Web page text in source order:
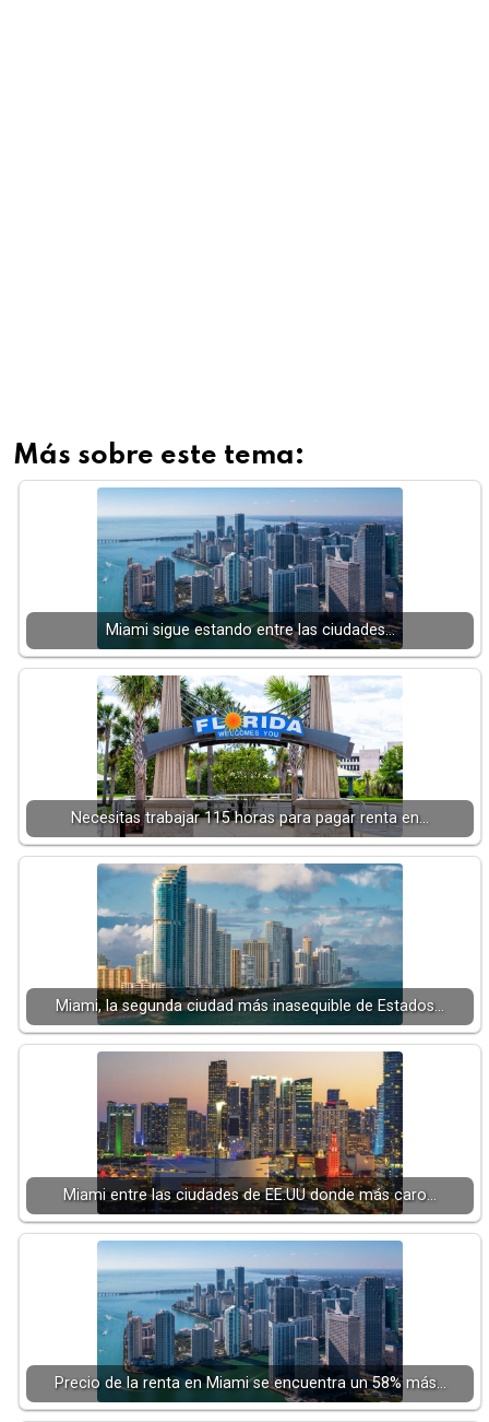
Más sobre este tema:
Miami sigue estando entre las ciudades…
Necesitas trabajar 115 horas para pagar renta en…
Miami, la segunda ciudad más inasequible de Estados…
Miami entre las ciudades de EE.UU donde más caro…
Precio de la renta en Miami se encuentra un 58% más…